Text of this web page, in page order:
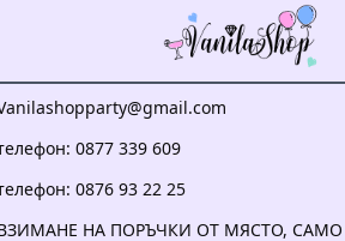
0877 339 609
0876 93 22 25
НА ПОРЪЧКИ ОТ МЯСТО, САМО